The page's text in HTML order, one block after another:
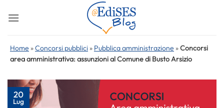
Home »Concorsi pubblici » Pubblica amministrazione »Concorsi
area amministrativa: assunzioni al Comune di Busto Arsizio
20
Lug